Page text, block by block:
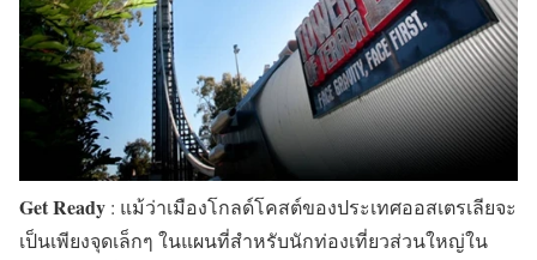
Get Ready : แม้ว่าเมืองโกลด์โคสต์ของประเทศออสเตรเลียจะ
เป็นเพียงจุดเล็กๆ ในแผนที่สำหรับนักท่องเที่ยวส่วนใหญ่ใน